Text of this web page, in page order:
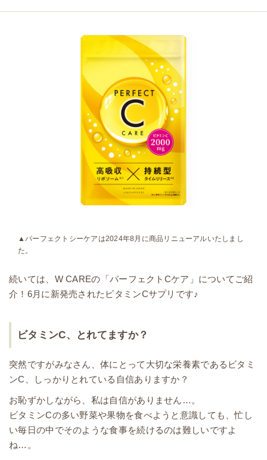
▲パーフェクトシーケアは2024年8月に商品リニューアルいたしまし
た。
続いては、W CAREの「パーフェクトCケア」についてご紹
介！6月に新発売されたビタミンCサプリです♪
ビタミンC、とれてますか？
突然ですがみなさん、体にとって大切な栄養素であるビタミ
ンC、しっかりとれている自信ありますか？
お恥ずかしながら、私は自信がありません…。
ビタミンCの多い野菜や果物を食べようと意識しても、忙し
い毎日の中でそのような食事を続けるのは難しいですよ
ね…。